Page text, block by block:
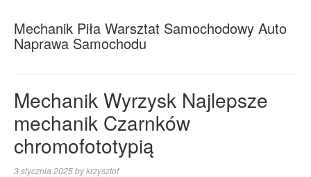
Mechanik Piła Warsztat Samochodowy Auto
Naprawa Samochodu
Mechanik Wyrzysk Najlepsze
mechanik Czarnków
chromofototypią
3 stycznia 2025bykrzysztof